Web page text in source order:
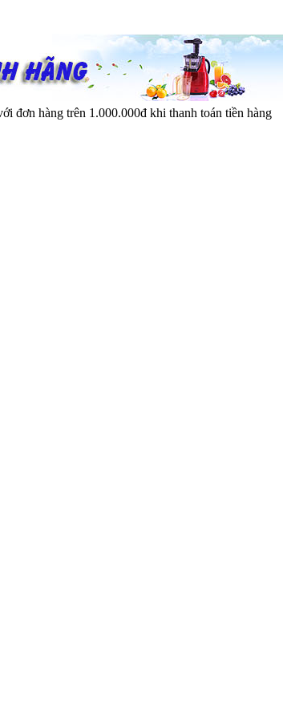
đơn hàng trên 1.000.000đ khi thanh toán tiền hàng